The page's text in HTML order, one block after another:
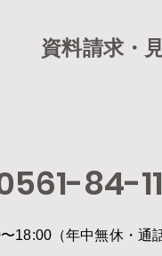
資料請求・
84-
18:00（年中無休・通